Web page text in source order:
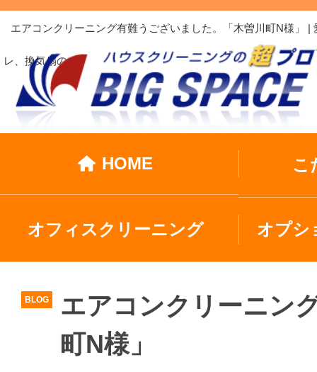
エアコンクリーニング有難うございました。「木曽川町N様」
レ、換気扇の…
HOME こ
オフィスクリーニング オプシ
エアコンクリーニン
町N様」
BLOG